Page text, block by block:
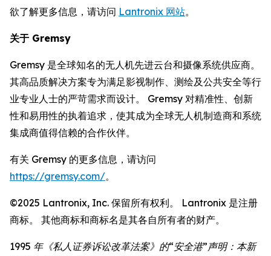
欲了解更多信息，请访问 Lantronix 网站。
关于 Gremsy
Gremsy 是全球知名的无人机先进云台和摄像系统供应商。
其高品质解决方案专为满足影视制作、测绘及公共安全等行
业专业人士的严苛需求而设计。 Gremsy 对精准性、创新
性和易用性的执着追求，使其成为全球无人机制造商和系统
集成商值得信赖的合作伙伴。
有关 Gremsy 的更多信息，请访问
https://gremsy.com/。
©2025 Lantronix, Inc. 保留所有权利。 Lantronix 是注册
商标。 其他商标和商标名是其各自所有者的财产。
1995 年《私人证券诉讼改革法案》的“安全港”声明：本新